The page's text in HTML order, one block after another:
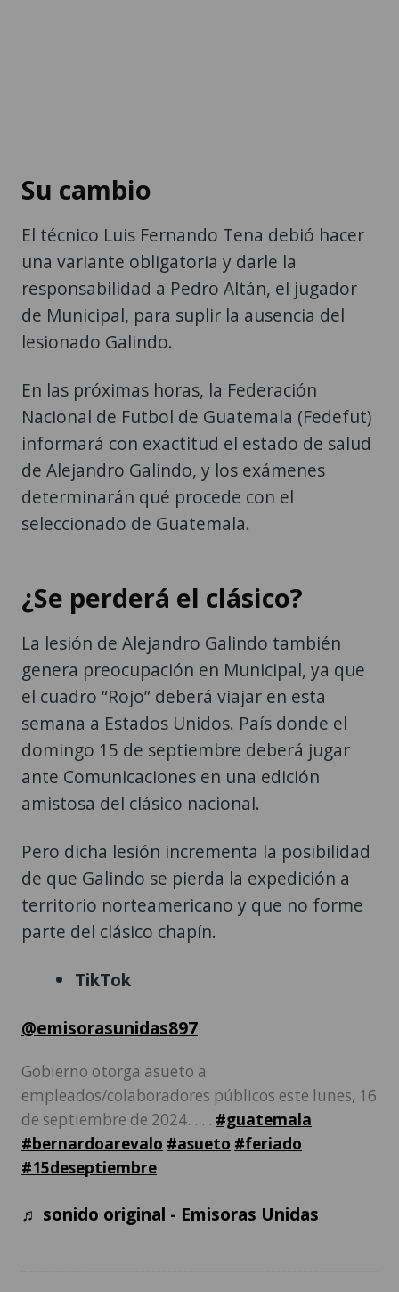
Su cambio
El técnico Luis Fernando Tena debió hacer
una variante obligatoria y darle la
responsabilidad a Pedro Altán, el jugador
de Municipal, para suplir la ausencia del
lesionado Galindo.
En las próximas horas, la Federación
Nacional de Futbol de Guatemala (Fedefut)
informará con exactitud el estado de salud
de Alejandro Galindo, y los exámenes
determinarán qué procede con el
seleccionado de Guatemala.
¿Se perderá el clásico?
La lesión de Alejandro Galindo también
genera preocupación en Municipal, ya que
el cuadro “Rojo” deberá viajar en esta
semana a Estados Unidos. País donde el
domingo 15 de septiembre deberá jugar
ante Comunicaciones en una edición
amistosa del clásico nacional.
Pero dicha lesión incrementa la posibilidad
de que Galindo se pierda la expedición a
territorio norteamericano y que no forme
parte del clásico chapín.
TikTok
@emisorasunidas897
Gobierno otorga asueto a
empleados/colaboradores públicos este lunes, 16
de septiembre de 2024. . . . #guatemala
#bernardoarevalo #asueto #feriado
#15deseptiembre
♬ sonido original - Emisoras Unidas